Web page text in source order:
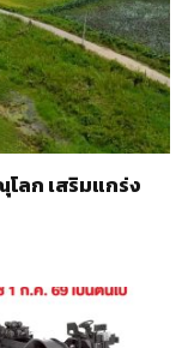
ลก เสริมแกร่ง